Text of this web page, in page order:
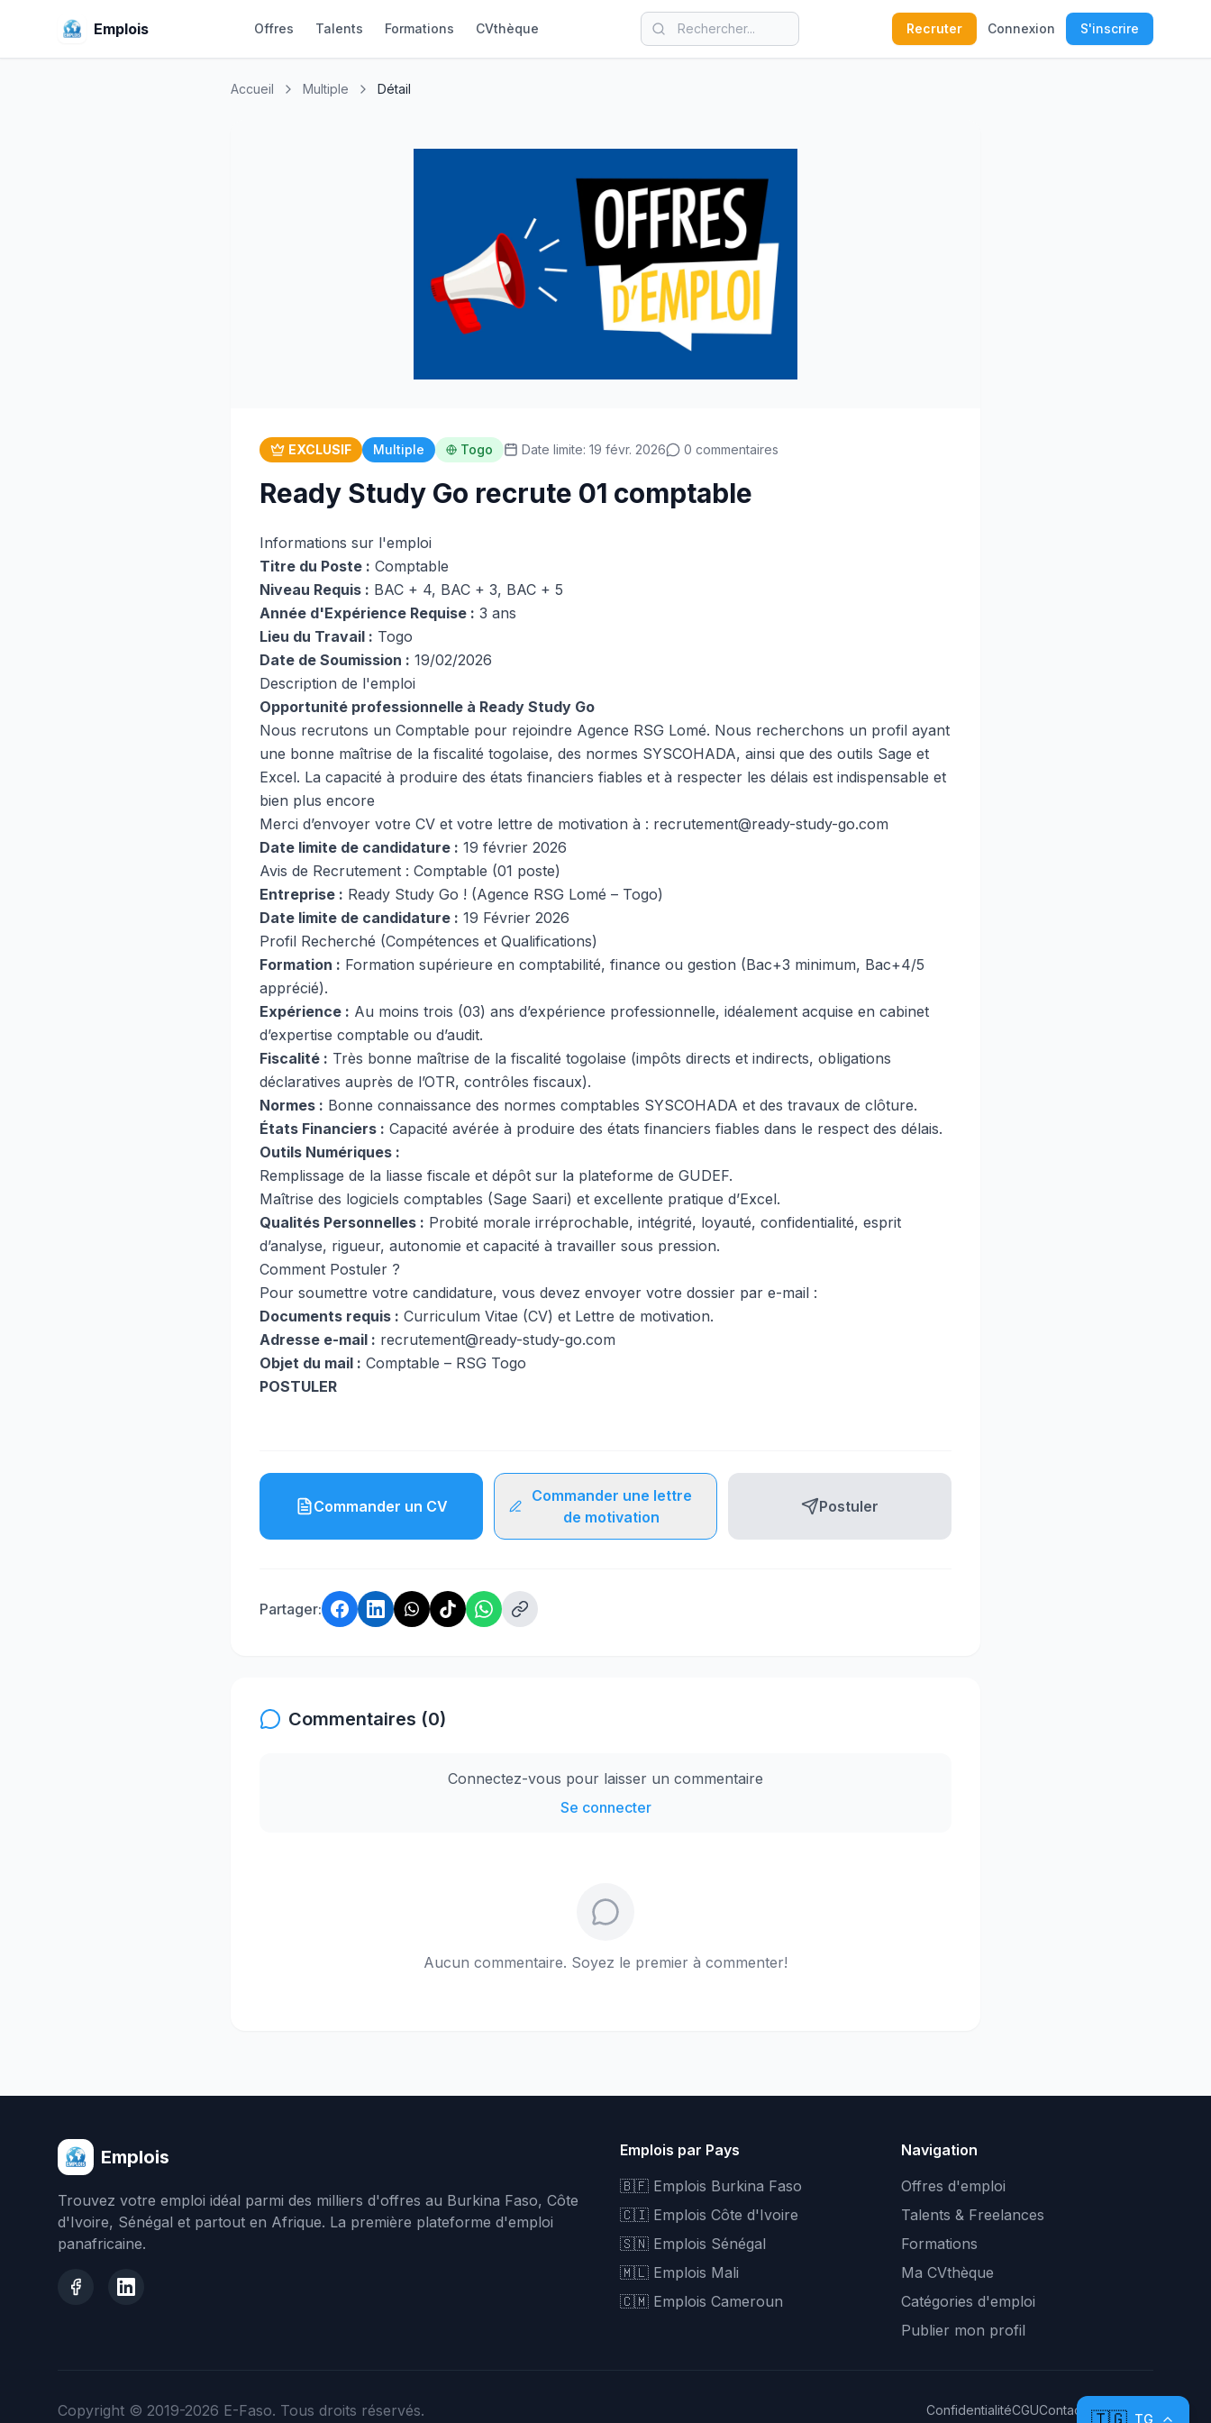
Emplois Offres Talents Formations CVthèque Recruter Connexion S'inscrire
Accueil Multiple Détail
EXCLUSIF Multiple Togo Date limite: 19 févr. 2026 0 commentaires
Ready Study Go recrute 01 comptable
Informations sur l'emploi
Titre du Poste : Comptable
Niveau Requis : BAC + 4, BAC + 3, BAC + 5
Année d'Expérience Requise : 3 ans
Lieu du Travail : Togo
Date de Soumission : 19/02/2026
Description de l'emploi
Opportunité professionnelle à Ready Study Go
Nous recrutons un Comptable pour rejoindre Agence RSG Lomé. Nous recherchons un profil ayant
une bonne maîtrise de la fiscalité togolaise, des normes SYSCOHADA, ainsi que des outils Sage et
Excel. La capacité à produire des états financiers fiables et à respecter les délais est indispensable et
bien plus encore
Merci d’envoyer votre CV et votre lettre de motivation à : recrutement@ready-study-go.com
Date limite de candidature : 19 février 2026
Avis de Recrutement : Comptable (01 poste)
Entreprise : Ready Study Go ! (Agence RSG Lomé – Togo)
Date limite de candidature : 19 Février 2026
Profil Recherché (Compétences et Qualifications)
Formation : Formation supérieure en comptabilité, finance ou gestion (Bac+3 minimum, Bac+4/5
apprécié).
Expérience : Au moins trois (03) ans d’expérience professionnelle, idéalement acquise en cabinet
d’expertise comptable ou d’audit.
Fiscalité : Très bonne maîtrise de la fiscalité togolaise (impôts directs et indirects, obligations
déclaratives auprès de l’OTR, contrôles fiscaux).
Normes : Bonne connaissance des normes comptables SYSCOHADA et des travaux de clôture.
États Financiers : Capacité avérée à produire des états financiers fiables dans le respect des délais.
Outils Numériques :
Remplissage de la liasse fiscale et dépôt sur la plateforme de GUDEF.
Maîtrise des logiciels comptables (Sage Saari) et excellente pratique d’Excel.
Qualités Personnelles : Probité morale irréprochable, intégrité, loyauté, confidentialité, esprit
d’analyse, rigueur, autonomie et capacité à travailler sous pression.
Comment Postuler ?
Pour soumettre votre candidature, vous devez envoyer votre dossier par e-mail :
Documents requis : Curriculum Vitae (CV) et Lettre de motivation.
Adresse e-mail : recrutement@ready-study-go.com
Objet du mail : Comptable – RSG Togo
POSTULER
Commander un CV
Commander une lettre
de motivation
Postuler
Partager:
Commentaires (0)
Connectez-vous pour laisser un commentaire
Se connecter
Aucun commentaire. Soyez le premier à commenter!
Emplois
Trouvez votre emploi idéal parmi des milliers d'offres au Burkina Faso, Côte
d'Ivoire, Sénégal et partout en Afrique. La première plateforme d'emploi
panafricaine.
Emplois par Pays
🇧🇫 Emplois Burkina Faso
🇨🇮 Emplois Côte d'Ivoire
🇸🇳 Emplois Sénégal
🇲🇱 Emplois Mali
🇨🇲 Emplois Cameroun
Navigation
Offres d'emploi
Talents & Freelances
Formations
Ma CVthèque
Catégories d'emploi
Publier mon profil
Copyright © 2019-2026 E-Faso. Tous droits réservés. ConfidentialitéCGUContact Plan du site
TG